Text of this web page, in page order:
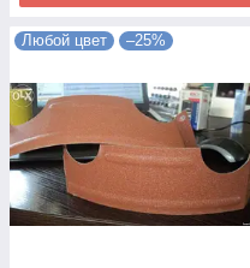
Любой цвет –25%